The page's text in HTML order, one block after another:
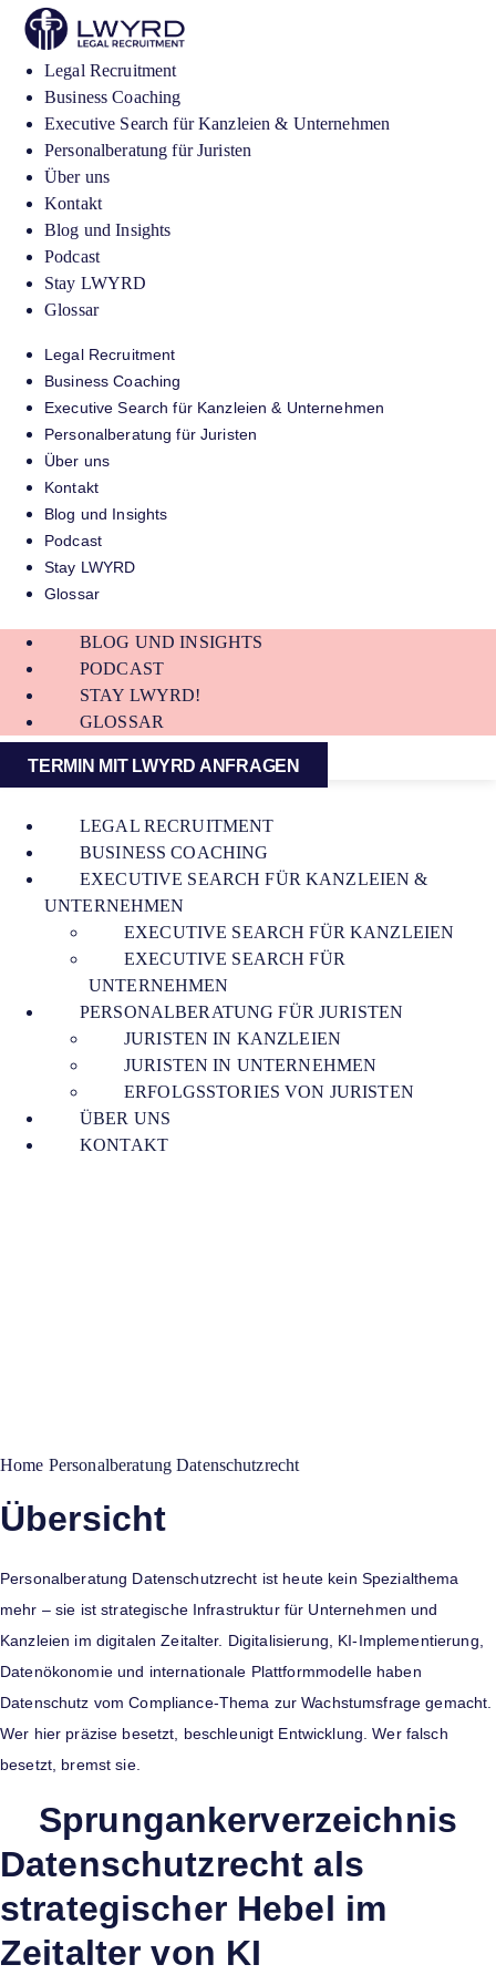
Legal Recruitment
Business Coaching
Executive Search für Kanzleien & Unternehmen
Personalberatung für Juristen
Über uns
Kontakt
Blog und Insights
Podcast
Stay LWYRD
Glossar
Legal Recruitment
Business Coaching
Executive Search für Kanzleien & Unternehmen
Personalberatung für Juristen
Über uns
Kontakt
Blog und Insights
Podcast
Stay LWYRD
Glossar
BLOG UND INSIGHTS
PODCAST
STAY LWYRD!
GLOSSAR
TERMIN MIT LWYRD ANFRAGEN
LEGAL RECRUITMENT
BUSINESS COACHING
EXECUTIVE SEARCH FÜR KANZLEIEN &
UNTERNEHMEN
EXECUTIVE SEARCH FÜR KANZLEIEN
EXECUTIVE SEARCH FÜR
UNTERNEHMEN
PERSONALBERATUNG FÜR JURISTEN
JURISTEN IN KANZLEIEN
JURISTEN IN UNTERNEHMEN
ERFOLGSSTORIES VON JURISTEN
ÜBER UNS
KONTAKT
Home Personalberatung Datenschutzrecht
Übersicht
Personalberatung Datenschutzrecht ist heute kein Spezialthema
mehr – sie ist strategische Infrastruktur für Unternehmen und
Kanzleien im digitalen Zeitalter. Digitalisierung, KI-Implementierung,
Datenökonomie und internationale Plattformmodelle haben
Datenschutz vom Compliance-Thema zur Wachstumsfrage gemacht.
Wer hier präzise besetzt, beschleunigt Entwicklung. Wer falsch
besetzt, bremst sie.
Sprungankerverzeichnis
Datenschutzrecht als
strategischer Hebel im
Zeitalter von KI